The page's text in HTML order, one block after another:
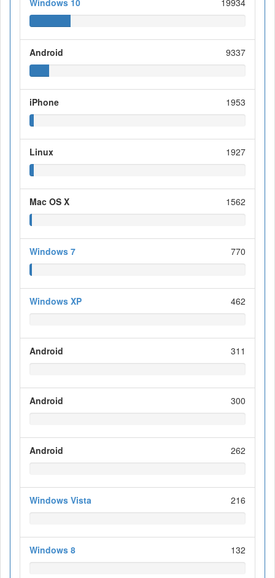
Windows 10 19934
Android 9337
iPhone 1953
Linux 1927
Mac OS X 1562
Windows 7 770
Windows XP 462
Android 311
Android 300
Android 262
Windows Vista 216
Windows 8 132